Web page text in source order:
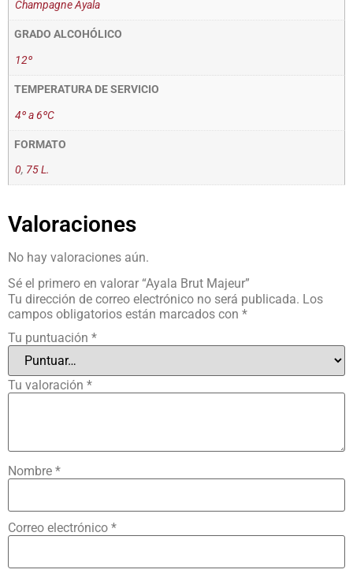
Champagne Ayala
GRADO ALCOHÓLICO
12º
TEMPERATURA DE SERVICIO
4º a 6ºC
FORMATO
0, 75 L.
Valoraciones
No hay valoraciones aún.
Sé el primero en valorar “Ayala Brut Majeur”
Tu dirección de correo electrónico no será publicada. Los
campos obligatorios están marcados con *
Tu puntuación *
Tu valoración *
Nombre *
Correo electrónico *